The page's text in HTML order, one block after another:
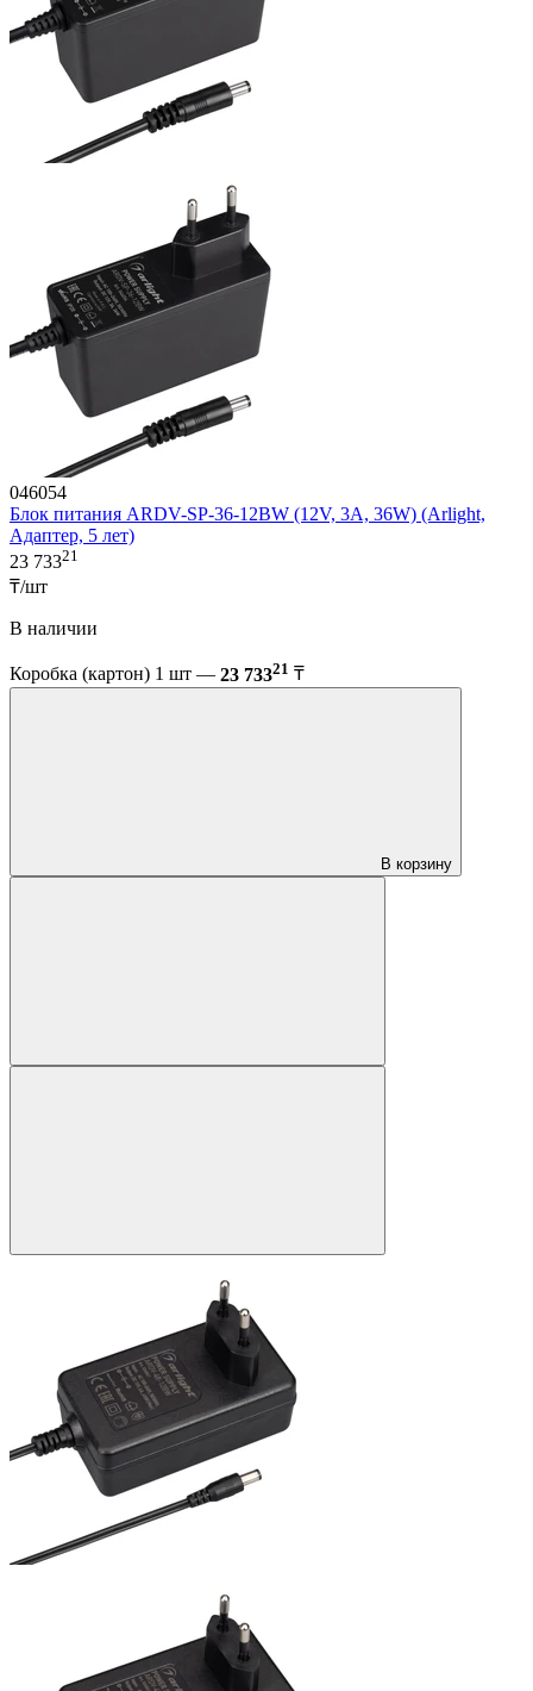
046054
Блок питания ARDV-SP-36-12BW (12V, 3A, 36W) (Arlight,
Адаптер, 5 лет)
23 73321
₸/шт
В наличии
Коробка (картон) 1 шт — 23 73321 ₸
В корзину